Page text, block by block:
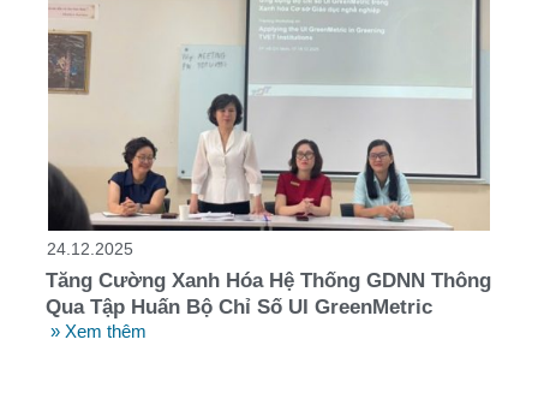
24.12.2025
Tăng Cường Xanh Hóa Hệ Thống GDNN Thông
Qua Tập Huấn Bộ Chỉ Số UI GreenMetric
» Xem thêm